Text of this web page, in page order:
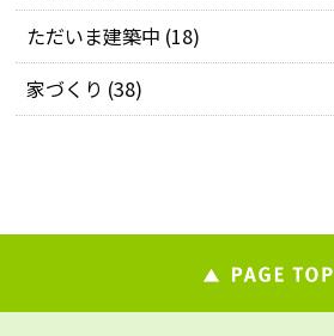
ただいま建築中 (18)
家づくり (38)